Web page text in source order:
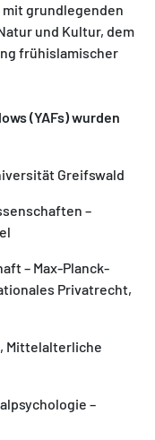
grundlegenden
und Kultur, dem
frühislamischer
(YAFs) wurden
Greifswald
–
– Max-Planck-
Privatrecht,
Mittelalterliche
–